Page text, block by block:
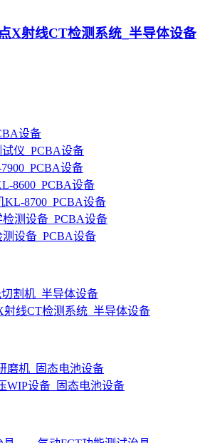
X射线CT检测系统_半导体设备
设备
仪_PCBA设备
设备
8600_PCBA设备
KL-8700_PCBA设备
测设备_PCBA设备
设备_PCBA设备
割机_半导体设备
线CT检测系统_半导体设备
磨机_固态电池设备
WIP设备_固态电池设备